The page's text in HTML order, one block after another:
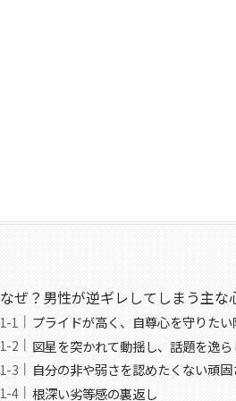
なぜ？男性が逆ギレしてしまう主な
プライドが高く、自尊心を守りた
図星を突かれて動揺し、話題を逸
自分の非や弱さを認めたくない頑
根深い劣等感の裏返し